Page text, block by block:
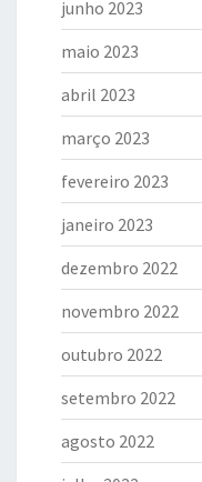
junho 2023
maio 2023
abril 2023
março 2023
fevereiro 2023
janeiro 2023
dezembro 2022
novembro 2022
outubro 2022
setembro 2022
agosto 2022